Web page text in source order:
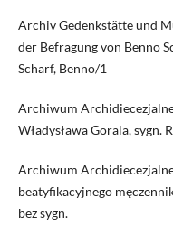
Archiv Gedenkstätte und
der Befragung von Benno
Scharf, Benno/1
Archiwum
Władysława Gorala, sygn.
Archiwum
beatyfikacyjnego
bez sygn.